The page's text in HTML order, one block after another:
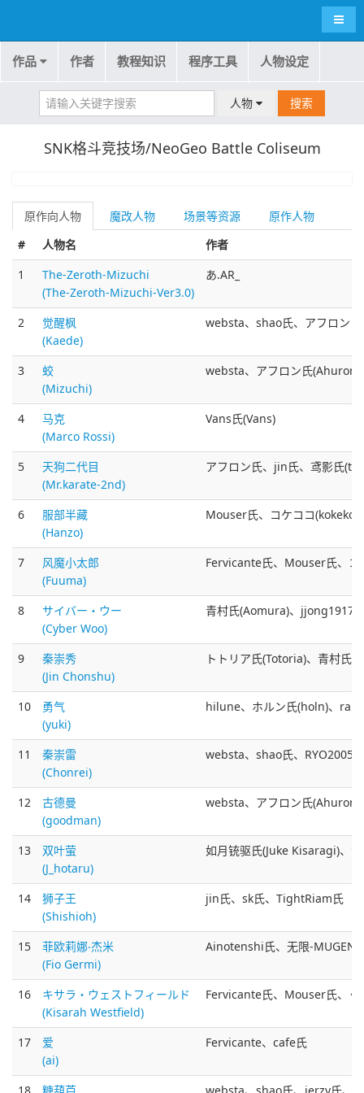
导航
作品 作者 教程知识 程序工具 人物设定
人物 搜索
SNK格斗竞技场/NeoGeo Battle Coliseum
原作向人物 魔改人物 场景等资源
原作人物
#
人物名
作者
1
The-Zeroth-Mizuchi
(The-Zeroth-Mizuchi-Ver3.0)
あ.AR_
2
觉醒枫
(Kaede)
websta、shao氏、アフロン
3
蛟
(Mizuchi)
websta、アフロン氏(Ahuron)
4
马克
(Marco Rossi)
Vans氏(Vans)
5
天狗二代目
(Mr.karate-2nd)
アフロン氏、jin氏、鸢影氏
6
服部半藏
(Hanzo)
Mouser氏、コケココ
7
风魔小太郎
(Fuuma)
Fervicante氏、Mouser氏、
8
サイバー・ウー
(Cyber Woo)
青村氏(Aomura)、jjong1917
9
秦崇秀
(Jin Chonshu)
トトリア氏(Totoria)、青村氏
10
勇气
(yuki)
hilune、ホルン氏(holn)、
11
秦崇雷
(Chonrei)
websta、shao氏、RYO2005
12
古德曼
(goodman)
websta、アフロン氏
13
双叶萤
(J_hotaru)
如月铳驱氏(Juke Kisaragi)、
14
狮子王
(Shishioh)
jin氏、sk氏、TightRiam氏
15
菲欧莉娜‧杰米
(Fio Germi)
Ainotenshi氏、无限-MUGEN
16
キサラ・ウェストフィールド
(Kisarah Westfield)
Fervicante氏、Mouser氏、
17
爱
(ai)
Fervicante、cafe氏